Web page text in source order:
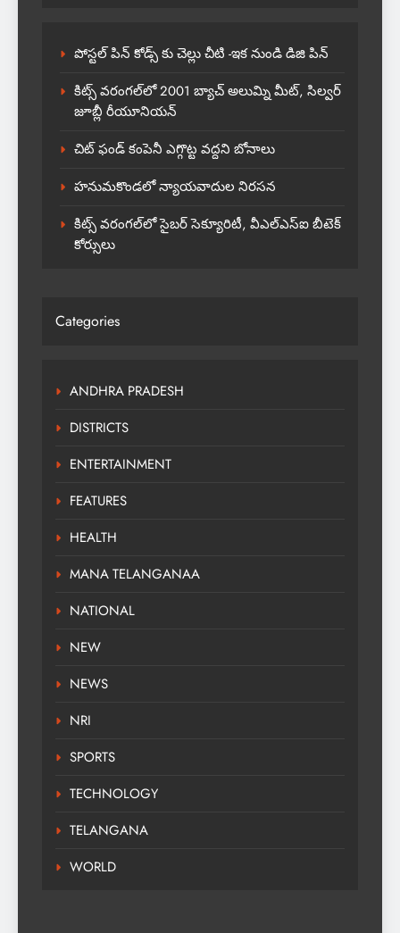
పోస్టల్ పిన్ కోడ్స్ కు చెల్లు చీటి -ఇక నుండి డిజి పిన్
కిట్స్ వరంగల్‌లో 2001 బ్యాచ్ అలుమ్ని మీట్, సిల్వర్
జూబ్లీ రీయూనియన్
చిట్ ఫండ్ కంపెనీ ఎగ్గొట్ట వద్దని బోనాలు
హనుమకొండలో న్యాయవాదుల నిరసన
కిట్స్ వరంగల్‌లో సైబర్ సెక్యూరిటీ, వీఎల్‌ఎస్‌ఐ బీటెక్
కోర్సులు
Categories
ANDHRA PRADESH
DISTRICTS
ENTERTAINMENT
FEATURES
HEALTH
MANA TELANGANAA
NATIONAL
NEW
NEWS
NRI
SPORTS
TECHNOLOGY
TELANGANA
WORLD